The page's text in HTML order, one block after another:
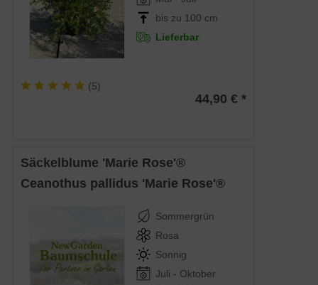
bis zu 100 cm
Lieferbar
(5)
44,90 € *
Säckelblume 'Marie Rose'®
Ceanothus pallidus 'Marie Rose'®
Sommergrün
Rosa
Sonnig
Juli - Oktober